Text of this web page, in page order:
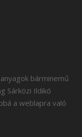
bárminemű
Sárközi Ildikó
a weblapra való